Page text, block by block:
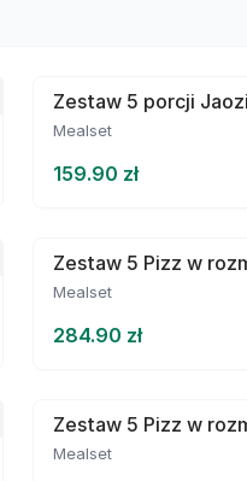
Zestaw 5 porcji
Mealset
159.90 zł
Zestaw 5 Pizz w
Mealset
284.90 zł
Zestaw 5 Pizz w
Mealset